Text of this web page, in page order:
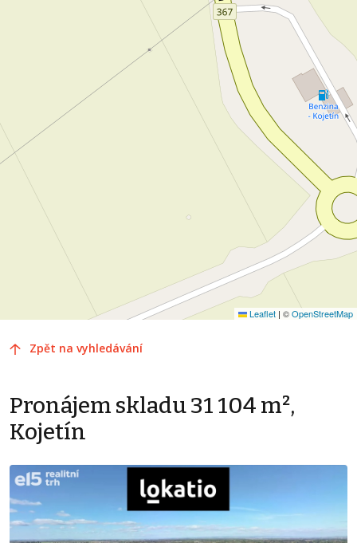
Leaflet | ©OpenStreetMap
Zpět na vyhledávání
Pronájem skladu 31 104 m²,
Kojetín